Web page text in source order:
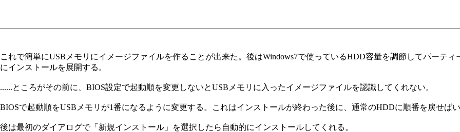
これで簡単にUSBメモリにイメージファイルを作ることが出来た。後はWindows7で使っているHDD容量を調節してパーテ
にインストールを展開する。
......ところがその前に、BIOS設定で起動順を変更しないとUSBメモリに入ったイメージファイルを認識してくれない。
BIOSで起動順をUSBメモリが1番になるように変更する。これはインストールが終わった後に、通常のHDDに順番を戻せばい
後は最初のダイアログで「新規インストール」を選択したら自動的にインストールしてくれる。